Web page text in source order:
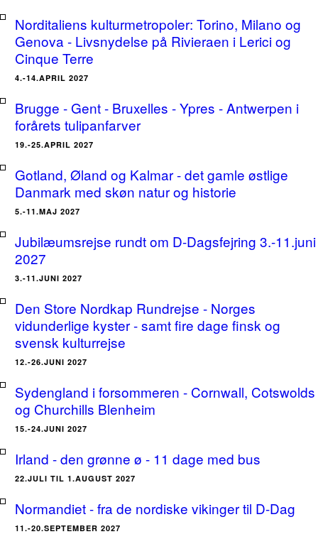
Norditaliens kulturmetropoler: Torino, Milano og
Genova - Livsnydelse på Rivieraen i Lerici og
Cinque Terre
4.-14.APRIL 2027
Brugge - Gent - Bruxelles - Ypres - Antwerpen i
forårets tulipanfarver
19.-25.APRIL 2027
Gotland, Øland og Kalmar - det gamle østlige
Danmark med skøn natur og historie
5.-11.MAJ 2027
Jubilæumsrejse rundt om D-Dagsfejring 3.-11.juni
2027
3.-11.JUNI 2027
Den Store Nordkap Rundrejse - Norges
vidunderlige kyster - samt fire dage finsk og
svensk kulturrejse
12.-26.JUNI 2027
Sydengland i forsommeren - Cornwall, Cotswolds
og Churchills Blenheim
15.-24.JUNI 2027
Irland - den grønne ø - 11 dage med bus
22.JULI TIL 1.AUGUST 2027
Normandiet - fra de nordiske vikinger til D-Dag
11.-20.SEPTEMBER 2027